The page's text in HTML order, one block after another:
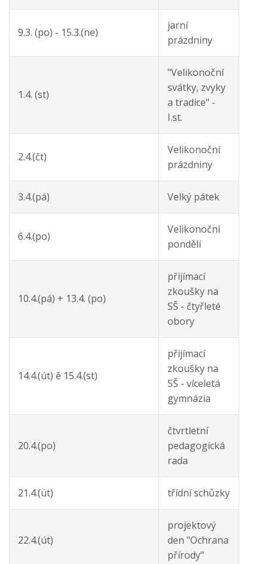
9.3. (po) - 15.3.(ne)
jarní
prázdniny
1.4. (st)
"Velikonoční
svátky, zvyky
a tradice" -
I.st.
2.4.(čt)
Velikonoční
prázdniny
3.4.(pá) Velký pátek
6.4.(po)
Velikonoční
pondělí
10.4.(pá) + 13.4. (po)
přijímací
zkoušky na
SŠ - čtyřleté
obory
14.4.(út) ě 15.4.(st)
přijímací
zkoušky na
SŠ - víceletá
gymnázia
20.4.(po)
čtvrtletní
pedagogická
rada
21.4.(út) třídní schůzky
22.4.(út)
projektový
den "Ochrana
přírody"